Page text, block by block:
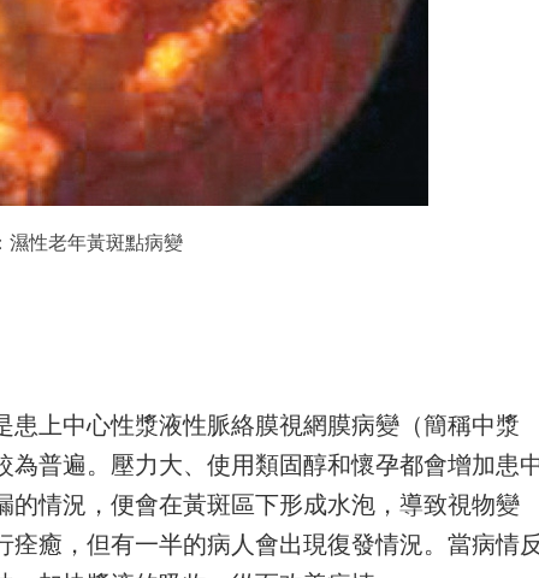
濕性老年黃斑點病變
上中心性漿液性脈絡膜視網膜病變（簡稱中漿
普遍。壓力大、使用類固醇和懷孕都會增加患
情況，便會在黃斑區下形成水泡，導致視物變
癒，但有一半的病人會出現復發情況。當病情反